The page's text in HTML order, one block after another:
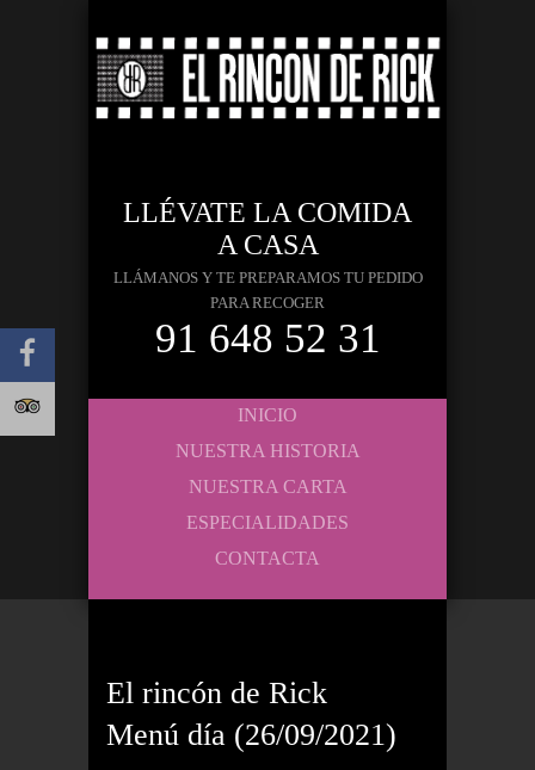
LLÉVATE LA COMIDA
A CASA
LLÁMANOS Y TE PREPARAMOS TU PEDIDO
PARA RECOGER
91 648 52 31
INICIO
NUESTRA HISTORIA
NUESTRA CARTA
ESPECIALIDADES
CONTACTA
El rincón de Rick
Menú día (26/09/2021)